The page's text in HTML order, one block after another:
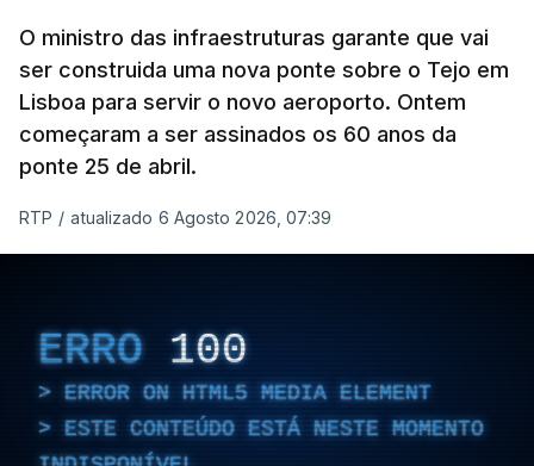
O ministro das infraestruturas garante que vai
ser construida uma nova ponte sobre o Tejo em
Lisboa para servir o novo aeroporto. Ontem
começaram a ser assinados os 60 anos da
ponte 25 de abril.
RTP / atualizado 6 Agosto 2026, 07:39
ERRO 100
ERROR ON HTML5 MEDIA ELEMENT
ESTE CONTEÚDO ESTÁ NESTE MOMENTO